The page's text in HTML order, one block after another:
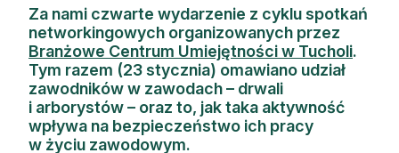
Prenumerata
Reklama
Zostań autorem
Archiwum
Za nami czwarte wydarzenie z cyklu spotkań
networkingowych organizowanych przez
Branżowe Centrum Umiejętności w Tucholi.
Tym razem (23 stycznia) omawiano udział
zawodników w zawodach – drwali
i arborystów – oraz to, jak taka aktywność
wpływa na bezpieczeństwo ich pracy
w życiu zawodowym.